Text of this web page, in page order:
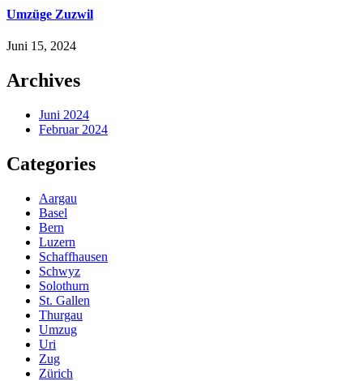
Umzüge Zuzwil
Juni 15, 2024
Archives
Juni 2024
Februar 2024
Categories
Aargau
Basel
Bern
Luzern
Schaffhausen
Schwyz
Solothurn
St. Gallen
Thurgau
Umzug
Uri
Zug
Zürich